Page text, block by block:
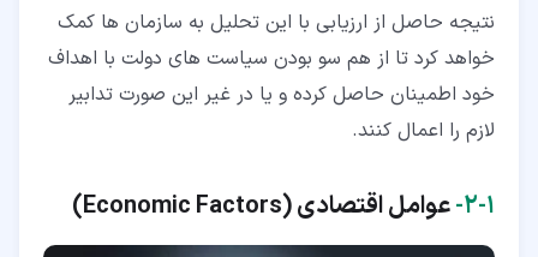
نتیجه حاصل از ارزیابی با این تحلیل به سازمان ها کمک
خواهد کرد تا از هم سو بودن سیاست های دولت با اهداف
خود اطمینان حاصل کرده و یا در غیر این صورت تدابیر
لازم را اعمال کنند.
۱‏-‏۲‏- عوامل اقتصادی (Economic Factors
)